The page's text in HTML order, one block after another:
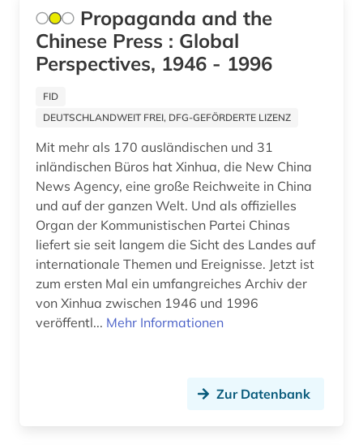
Propaganda and the
Chinese Press : Global
Perspectives, 1946 - 1996
FID
DEUTSCHLANDWEIT FREI, DFG-GEFÖRDERTE LIZENZ
Mit mehr als 170 ausländischen und 31
inländischen Büros hat Xinhua, die New China
News Agency, eine große Reichweite in China
und auf der ganzen Welt. Und als offizielles
Organ der Kommunistischen Partei Chinas
liefert sie seit langem die Sicht des Landes auf
internationale Themen und Ereignisse. Jetzt ist
zum ersten Mal ein umfangreiches Archiv der
von Xinhua zwischen 1946 und 1996
veröffentl... Mehr Informationen
Zur Datenbank